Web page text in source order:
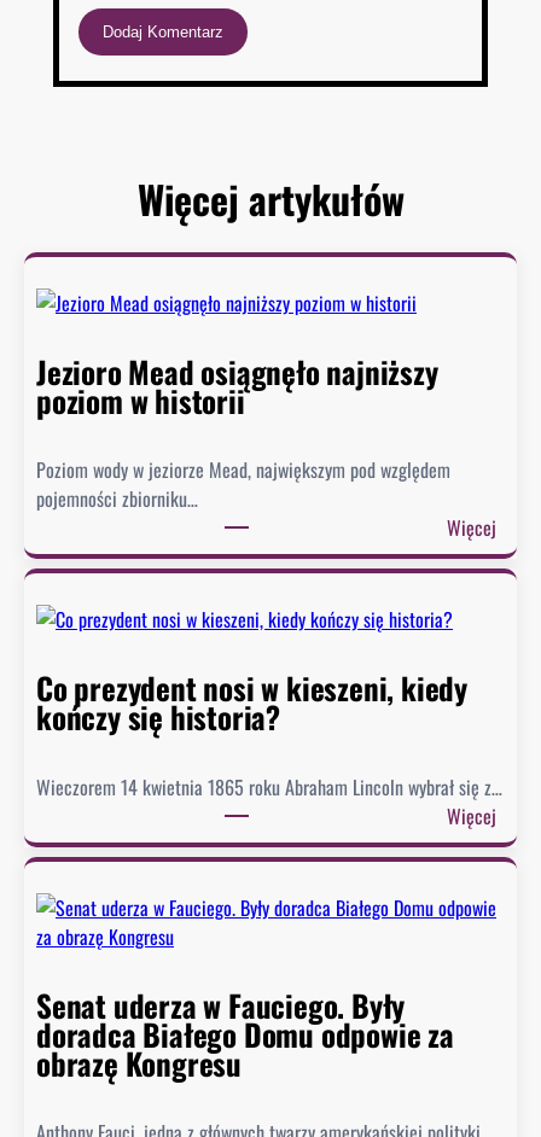
Więcej artykułów
Jezioro Mead osiągnęło najniższy
poziom w historii
Poziom wody w jeziorze Mead, największym pod względem
pojemności zbiorniku…
Więcej:
J
e
a
d
s
Co prezydent nosi w kieszeni, kiedy
kończy się historia?
Wieczorem 14 kwietnia 1865 roku Abraham Lincoln wybrał się z…
Więcej:
C
p
Senat uderza w Fauciego. Były
doradca Białego Domu odpowie za
obrazę Kongresu